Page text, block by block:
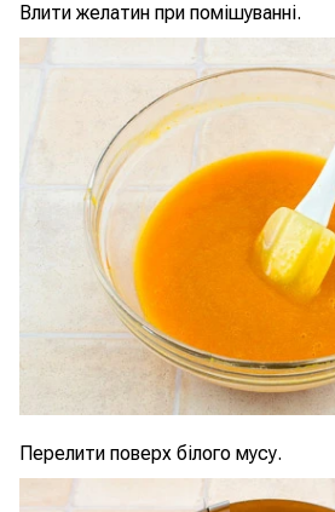
Влити желатин при помішуванні.
Перелити поверх білого мусу.